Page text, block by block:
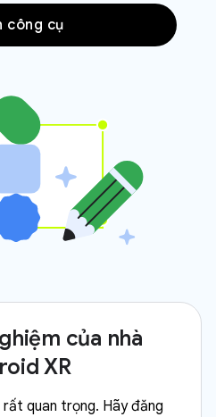
công cụ
của nhà
XR
rất quan trọng. Hãy đăng